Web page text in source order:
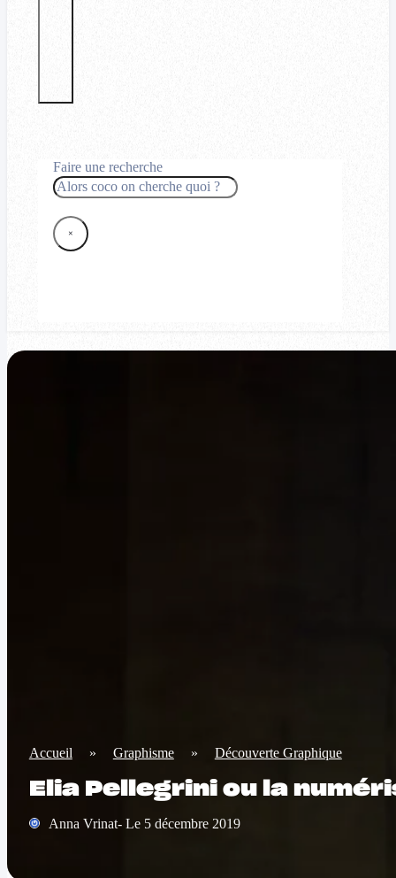
Faire une recherche
Rechercher
×
Accueil » Graphisme » Découverte Graphique
Elia Pellegrini ou la
Anna Vrinat- Le 5 décembre 2019